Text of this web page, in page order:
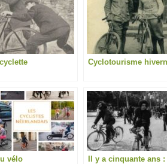
Cyclotourisme
vélo Il y a cinquante ans